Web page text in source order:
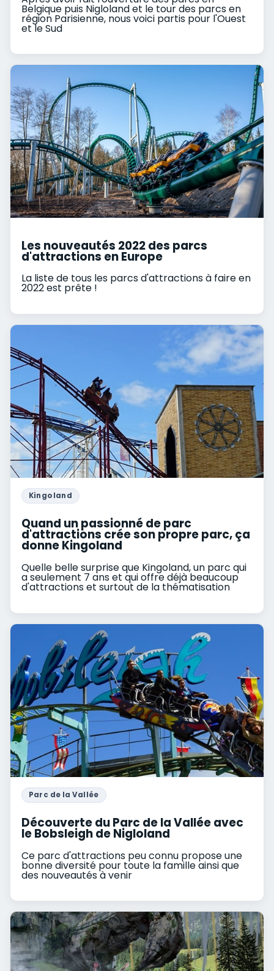
Belgique puis Nigloland et le tour des parcs en
région Parisienne, nous voici partis pour l'Ouest
et le Sud
Les nouveautés 2022 des parcs
d'attractions en Europe
La liste de tous les parcs d'attractions à faire en
2022 est prête !
Kingoland
Quand un passionné de parc
d'attractions crée son propre parc, ça
donne Kingoland
Quelle belle surprise que Kingoland, un parc qui
a seulement 7 ans et qui offre déjà beaucoup
d'attractions et surtout de la thématisation
Parc de la Vallée
Découverte du Parc de la Vallée avec
le Bobsleigh de Nigloland
Ce parc d'attractions peu connu propose une
bonne diversité pour toute la famille ainsi que
des nouveautés à venir